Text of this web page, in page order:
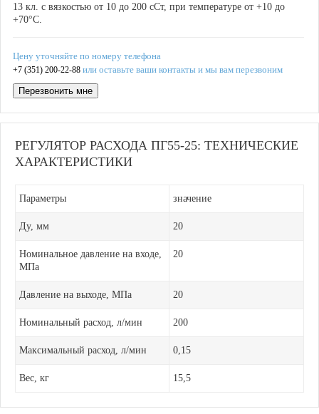
13 кл. с вязкостью от 10 до 200 сСт, при температуре от +10 до
+70°С.
Цену уточняйте по номеру телефона
+7 (351) 200-22-88 или оставьте ваши контакты и мы вам перезвоним
Перезвонить мне
РЕГУЛЯТОР РАСХОДА ПГ55-25: ТЕХНИЧЕСКИЕ
ХАРАКТЕРИСТИКИ
Параметры значение
Ду, мм 20
Номинальное давление на входе,
МПа
20
Давление на выходе, МПа 20
Номинальный расход, л/мин 200
Максимальный расход, л/мин 0,15
Вес, кг 15,5